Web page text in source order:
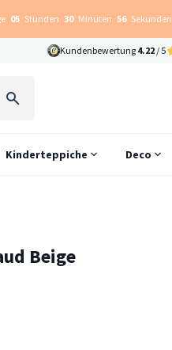
05 Stunden 30 Minuten 55 Sekunden
Kundenbewertung 4.22 / 5
Kinderteppiche Deco
Beige